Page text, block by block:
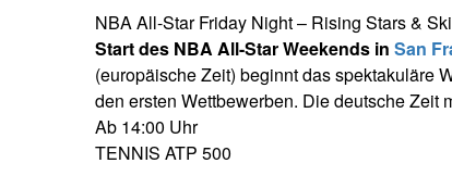
NBA All-Star Friday Night – Rising Stars &
Start des NBA All-Star Weekends in San
(europäische Zeit) beginnt das spektakuläre
den ersten Wettbewerben. Die deutsche Zeit
Ab 14:00 Uhr
TENNIS ATP 500